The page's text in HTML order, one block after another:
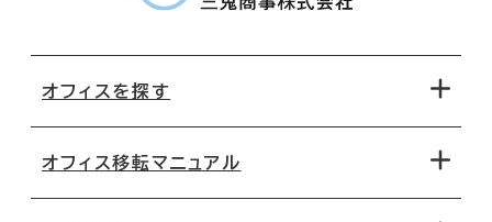
オフィスを探す
オフィス移転マニュアル